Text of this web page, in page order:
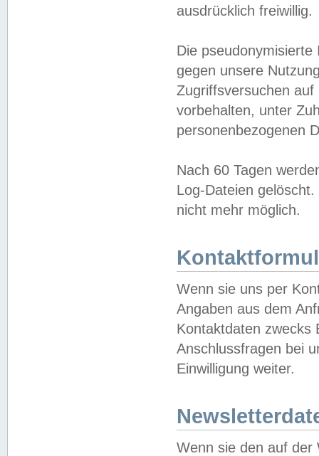
ausdrücklich freiwillig.
Die
gegen unsere
Zugriffsversuchen
vorbehalten, unter
personenbezogenen
Nach 60 Tagen
Log-Dateien
nicht mehr möglich.
Wenn sie uns per
Angaben aus dem
Kontaktdaten zwecks
Anschlussfragen bei
Einwilligung weiter.
Wenn sie den auf der